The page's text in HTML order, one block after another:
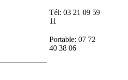
Tél: 03 21 09 59
11
Portable: 07 72
40 38 06